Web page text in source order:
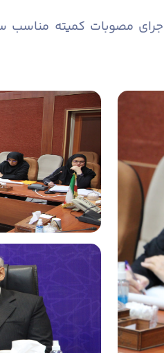
مصوبات کمیته